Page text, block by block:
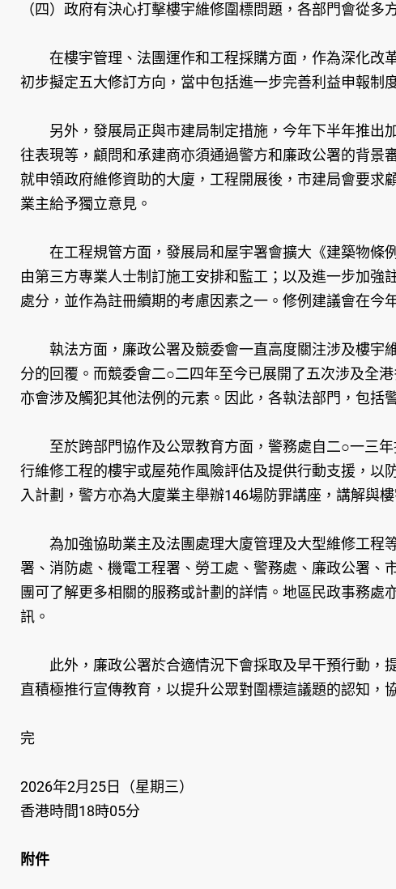
（四）政府有決心打擊樓宇維修圍標問題，各部門會從多
在樓宇管理、法團運作和工程採購方面，作為深化改革
初步擬定五大修訂方向，當中包括進一步完善利益申報制
另外，發展局正與市建局制定措施，今年下半年推出
往表現等，顧問和承建商亦須通過警方和廉政公署的背景
就申領政府維修資助的大廈，工程開展後，市建局會要
業主給予獨立意見。
在工程規管方面，發展局和屋宇署會擴大《建築物條例
由第三方專業人士制訂施工安排和監工；以及進一步加
處分，並作為註冊續期的考慮因素之一。修例建議會在今
執法方面，廉政公署及競委會一直高度關注涉及樓宇
分的回覆。而競委會二○二四年至今已展開了五次涉及全
亦會涉及觸犯其他法例的元素。因此，各執法部門，包括
至於跨部門協作及公眾教育方面，警務處自二○一三年
行維修工程的樓宇或屋苑作風險評估及提供行動支援，
入計劃，警方亦為大廈業主舉辦146場防罪講座，講解與
為加強協助業主及法團處理大廈管理及大型維修工程
署、消防處、機電工程署、勞工處、警務處、廉政公署
團可了解更多相關的服務或計劃的詳情。地區民政事務
訊。
此外，廉政公署於合適情況下會採取及早干預行動，
直積極推行宣傳教育，以提升公眾對圍標這議題的認知，
完
2026年2月25日（星期三）
香港時間18時05分
附件